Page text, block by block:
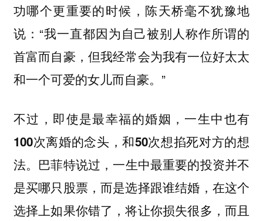
功哪个更重要的时候，陈天桥毫不犹豫地
说：“我一直都因为自己被别人称作所谓的
首富而自豪，但我经常会为我有一位好太太
和一个可爱的女儿而自豪。”
不过，即使是最幸福的婚姻，一生中也有
100次离婚的念头，和50次想掐死对方的想
法。 巴菲特说过，一生中最重要的投资并不
是买哪只股票，而是选择跟谁结婚，在这个
选择上如果你错了，将让你损失很多，而且